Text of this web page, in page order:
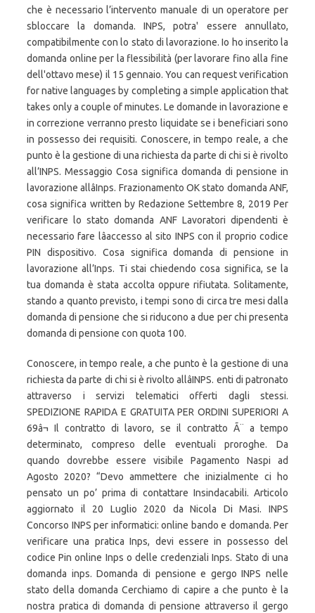
che è necessario l’intervento manuale di un operatore per
sbloccare la domanda. INPS, potra' essere annullato,
compatibilmente con lo stato di lavorazione. Io ho inserito la
domanda online per la flessibilità (per lavorare fino alla fine
dell'ottavo mese) il 15 gennaio. You can request verification
for native languages by completing a simple application that
takes only a couple of minutes. Le domande in lavorazione e
in correzione verranno presto liquidate se i beneficiari sono
in possesso dei requisiti. Conoscere, in tempo reale, a che
punto è la gestione di una richiesta da parte di chi si è rivolto
all’INPS. Messaggio Cosa significa domanda di pensione in
lavorazione allâInps. Frazionamento OK stato domanda ANF,
cosa significa written by Redazione Settembre 8, 2019 Per
verificare lo stato domanda ANF Lavoratori dipendenti è
necessario fare lâaccesso al sito INPS con il proprio codice
PIN dispositivo. Cosa significa domanda di pensione in
lavorazione all’Inps. Ti stai chiedendo cosa significa, se la
tua domanda è stata accolta oppure rifiutata. Solitamente,
stando a quanto previsto, i tempi sono di circa tre mesi dalla
domanda di pensione che si riducono a due per chi presenta
domanda di pensione con quota 100.
Conoscere, in tempo reale, a che punto è la gestione di una
richiesta da parte di chi si è rivolto allâINPS. enti di patronato
attraverso i servizi telematici offerti dagli stessi.
SPEDIZIONE RAPIDA E GRATUITA PER ORDINI SUPERIORI A
69â¬ Il contratto di lavoro, se il contratto Ã¨ a tempo
determinato, compreso delle eventuali proroghe. Da
quando dovrebbe essere visibile Pagamento Naspi ad
Agosto 2020? “Devo ammettere che inizialmente ci ho
pensato un po’ prima di contattare Insindacabili. Articolo
aggiornato il 20 Luglio 2020 da Nicola Di Masi. INPS
Concorso INPS per informatici: online bando e domanda. Per
verificare una pratica Inps, devi essere in possesso del
codice Pin online Inps o delle credenziali Inps. Stato di una
domanda inps. Domanda di pensione e gergo INPS nelle
stato della domanda Cerchiamo di capire a che punto è la
nostra pratica di domanda di pensione attraverso il gergo